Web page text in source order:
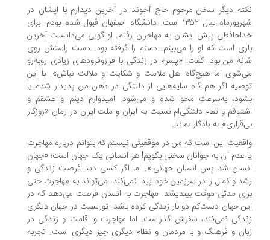
دیگر سخن مرحوم حاج آخوند در آخرین دیدارم با ایشان در
شهریورماه سال ۱۳۵۲ است. دانشگاه اصفهان قبول شده بودم. برای
پیش ایشان به مهاجران رفتم. او گویی می‌دانست آخرین
است که او را می‌بینم. دستم را گرفته بود. دست راستش روی
من بود. گفت: «پسرم در زندگی با فرازوفرود‌های زیادی روبه‌رو
اما هیچ‌گاه اهل ملامت و شکایت و ملالت نباش». با این
اگر هم گاه سایه‌هایی از دلتنگی در ذهن من پدیدار شده یا
به‌سرعت محو شده و می‌شود. امیدوارم دینم و عشقم و
و تمام دلتنگی‌ام نسبت به ایران و ملت ایران در رمان «روزگار
به یادگار بماند.
این است که من در موقعیتی نیستم که بتوانم درباره مهاجرت
عدم آن به جوانان سخنی بگویم! هر انسانی یک جهان است؛ «جهان
شد پس انسان جهانی!».‌ اما اگر کسی دید فرصت زندگی و
و کمال را در سرزمین خود پیدا نمی‌کند، می‌تواند به مهاجرت حتی
مدتی موقت بیندیشد. مهاجرت به انسان فرصت می‌دهد که در
جهان دست‌کم دو بار زندگی کرده باشد. توریست در جهان دیگری
نمی‌کند، سفرش گذراست. اما مهاجرت و اقامت و زندگی در
و فرهنگ و با مردمان و نظام دیگری چیز دیگری است. تجربه